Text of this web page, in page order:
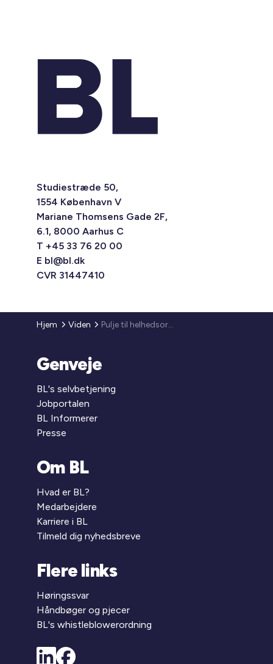
Studiestræde 50,
1554 København V
Mariane Thomsens Gade 2F,
6.1, 8000 Aarhus C
T +45 33 76 20 00
E bl@bl.dk
CVR 31447410
Hjem Viden Pulje til helhedsorienteret boligsocial indsats
Genveje
BL's selvbetjening
Jobportalen
BL Informerer
Presse
Om BL
Hvad er BL?
Medarbejdere
Karriere i BL
Tilmeld dig nyhedsbreve
Flere links
Høringssvar
Håndbøger og pjecer
BL's whistleblowerordning